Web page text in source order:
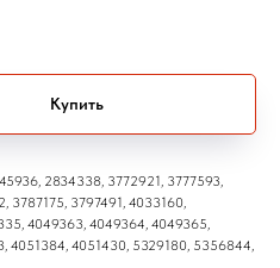
Купить
2834338, 3772921, 3777593,
3787175, 3797491, 4033160,
4049363, 4049364, 4049365,
4051384, 4051430, 5329180, 5356844,